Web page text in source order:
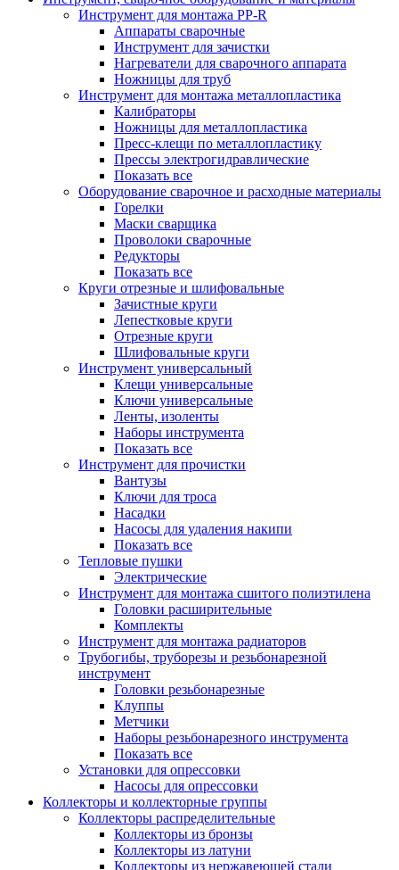
Инструмент для монтажа PP-R
Аппараты сварочные
Инструмент для зачистки
Нагреватели для сварочного аппарата
Ножницы для труб
Инструмент для монтажа металлопластика
Калибраторы
Ножницы для металлопластика
Пресс-клещи по металлопластику
Прессы электрогидравлические
Показать все
Оборудование сварочное и расходные материалы
Горелки
Маски сварщика
Проволоки сварочные
Редукторы
Показать все
Круги отрезные и шлифовальные
Зачистные круги
Лепестковые круги
Отрезные круги
Шлифовальные круги
Инструмент универсальный
Клещи универсальные
Ключи универсальные
Ленты, изоленты
Наборы инструмента
Показать все
Инструмент для прочистки
Вантузы
Ключи для троса
Насадки
Насосы для удаления накипи
Показать все
Тепловые пушки
Электрические
Инструмент для монтажа сшитого полиэтилена
Головки расширительные
Комплекты
Инструмент для монтажа радиаторов
Трубогибы, труборезы и резьбонарезной
инструмент
Головки резьбонарезные
Клуппы
Метчики
Наборы резьбонарезного инструмента
Показать все
Установки для опрессовки
Насосы для опрессовки
Коллекторы и коллекторные группы
Коллекторы распределительные
Коллекторы из бронзы
Коллекторы из латуни
Коллекторы из нержавеющей стали